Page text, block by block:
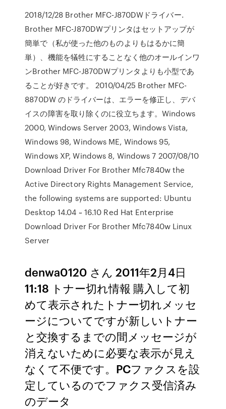
2018/12/28 Brother MFC-J870DWドライバー.
Brother MFC-J870DWプリンタはセットアップが
簡単で（私が使った他のものよりもはるかに簡
単）、機能を犠牲にすることなく他のオールインワ
ンBrother MFC-J870DWプリンタよりも小型であ
ることが好きです。 2010/04/25 Brother MFC-
8870DW のドライバーは、エラーを修正し、デバ
イスの障害を取り除くのに役立ちます。Windows
2000, Windows Server 2003, Windows Vista,
Windows 98, Windows ME, Windows 95,
Windows XP, Windows 8, Windows 7 2007/08/10
Download Driver For Brother Mfc7840w the
Active Directory Rights Management Service,
the following systems are supported: Ubuntu
Desktop 14.04 ~ 16.10 Red Hat Enterprise
Download Driver For Brother Mfc7840w Linux
Server
denwa0120 さん 2011年2月4日
11:18 トナー切れ情報 購入して初
めて表示されたトナー切れメッセ
ージについてですが新しいトナー
と交換するまでの間メッセージが
消えないために必要な表示が見え
なくて不便です。PCファクスを設
定しているのでファクス受信済み
のデータ